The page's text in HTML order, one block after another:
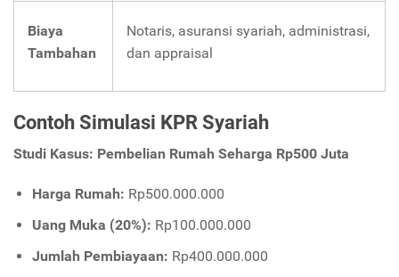
Biaya
Tambahan
Notaris, asuransi syariah, administrasi,
dan appraisal
Contoh Simulasi KPR Syariah
Studi Kasus: Pembelian Rumah Seharga Rp500 Juta
Harga Rumah: Rp500.000.000
Uang Muka (20%): Rp100.000.000
Jumlah Pembiayaan: Rp400.000.000